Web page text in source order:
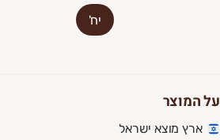
יח'
על המוצר
ארץ מוצא ישראל